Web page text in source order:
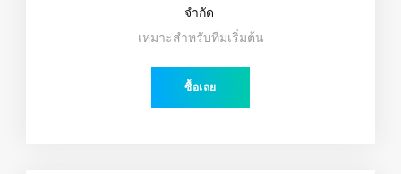
จำกัด
เหมาะสำหรับทีมเริ่มต้น
ซื้อเลย